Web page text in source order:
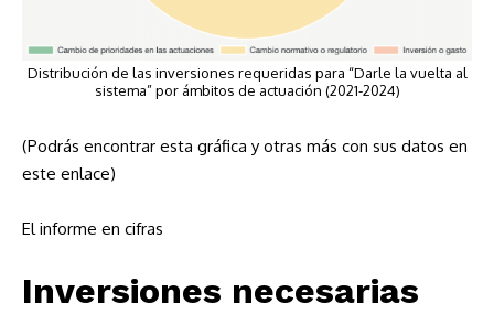
Distribución de las inversiones requeridas para “Darle la vuelta al
sistema” por ámbitos de actuación (2021-2024)
(Podrás encontrar esta gráfica y otras más con sus datos en
este enlace)
El informe en cifras
Inversiones necesarias